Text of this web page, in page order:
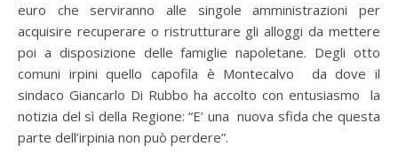
euro che serviranno alle singole amministrazioni per
acquisire recuperare o ristrutturare gli alloggi da mettere
poi a disposizione delle famiglie napoletane. Degli otto
comuni irpini quello capofila è Montecalvo da dove il
sindaco Giancarlo Di Rubbo ha accolto con entusiasmo la
notizia del sì della Regione: “E’ una nuova sfida che questa
parte dell’irpinia non può perdere”.